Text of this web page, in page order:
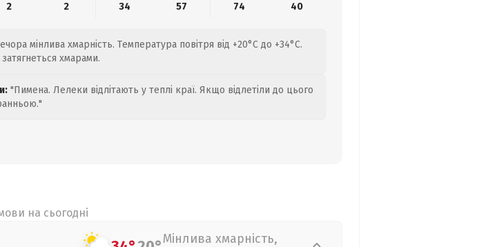
2 2 34 57 74 40
мінлива хмарність. Температура повітря від +20°C до +34°C.
хмарами.
"Пимена. Лелеки відлітають у теплі краї. Якщо відлетіли до цього
на сьогодні
Мінлива хмарність,